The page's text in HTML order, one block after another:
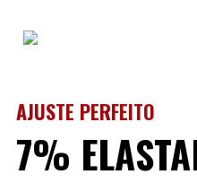
AJUSTE PERFEITO
7%